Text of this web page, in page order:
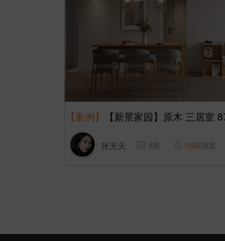
【案例】 【新景家园】原木 三居室
张天天 8张 1026浏览